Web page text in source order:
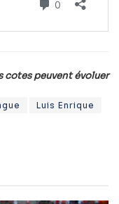
cotes peuvent évoluer
Luis Enrique